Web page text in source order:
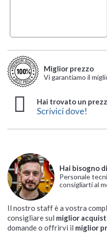
Miglior prezzo
Vi garantiamo il
Hai trovato un
Scrivici dove!
Hai bisogno
Personale
consigliarti al
Il nostro staff è a vostra
consigliare sul miglior
domande o offrirvi il miglior